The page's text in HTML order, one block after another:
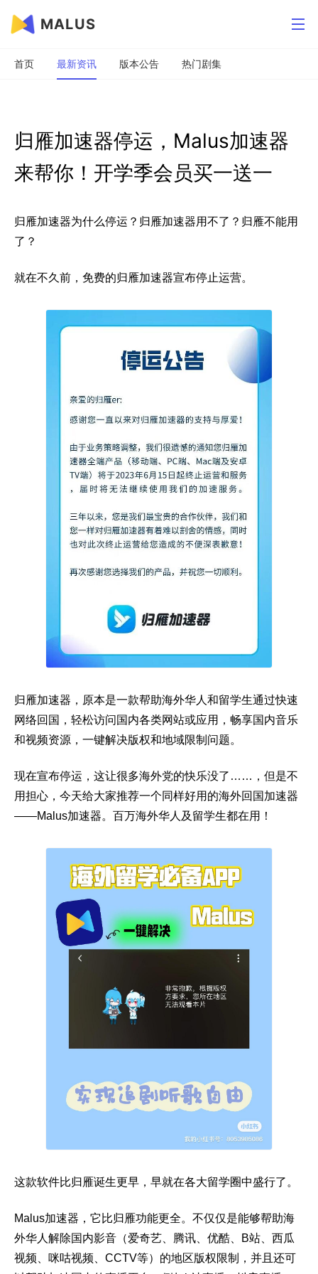
MALUS
首页 最新资讯 版本公告 热门剧集
归雁加速器停运，Malus加速器
来帮你！开学季会员买一送一
归雁加速器为什么停运？归雁加速器用不了？归雁不能用
了？
就在不久前，免费的归雁加速器宣布停止运营。
归雁加速器，原本是一款帮助海外华人和留学生通过快速
网络回国，轻松访问国内各类网站或应用，畅享国内音乐
和视频资源，一键解决版权和地域限制问题。
现在宣布停运，这让很多海外党的快乐没了……，但是不
用担心，今天给大家推荐一个同样好用的海外回国加速器
——Malus加速器。百万海外华人及留学生都在用！
这款软件比归雁诞生更早，早就在各大留学圈中盛行了。
Malus加速器，它比归雁功能更全。不仅仅是能够帮助海
外华人解除国内影音（爱奇艺、腾讯、优酷、B站、西瓜
视频、咪咕视频、CCTV等）的地区版权限制，并且还可